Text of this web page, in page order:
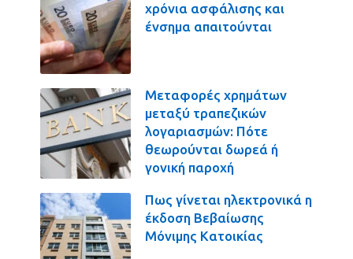
χρόνια ασφάλισης και
ένσημα απαιτούνται
Μεταφορές χρημάτων
μεταξύ τραπεζικών
λογαριασμών: Πότε
θεωρούνται δωρεά ή
γονική παροχή
Πως γίνεται ηλεκτρονικά η
έκδοση Βεβαίωσης
Μόνιμης Κατοικίας